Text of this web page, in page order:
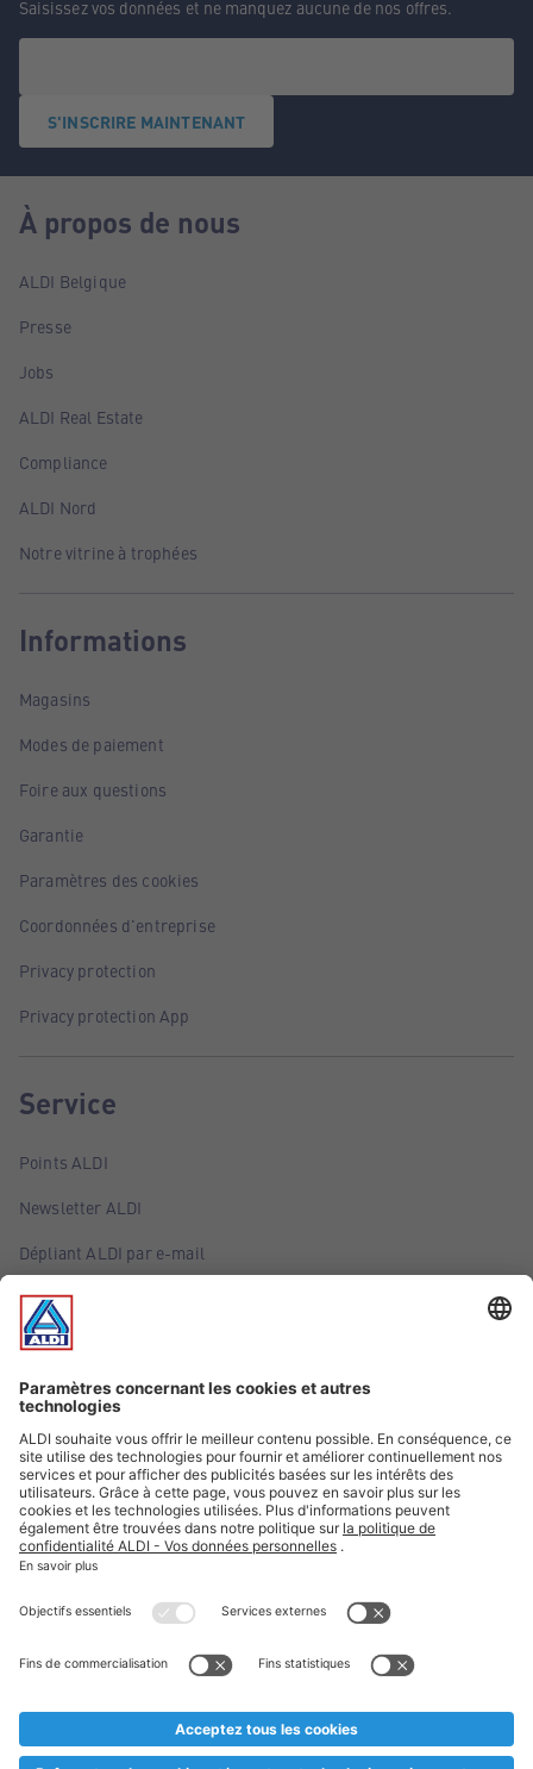
Saisissez vos données et ne manquez aucune de nos offres.
S'INSCRIRE MAINTENANT
À propos de nous
ALDI Belgique
Presse
Jobs
ALDI Real Estate
Compliance
ALDI Nord
Notre vitrine à trophées
Informations
Magasins
Modes de paiement
Foire aux questions
Garantie
Paramètres des cookies
Coordonnées d'entreprise
Privacy protection
Privacy protection App
Service
Points ALDI
Newsletter ALDI
Dépliant ALDI par e-mail
Offres
Infos essentielles
Suivez ALDI Belgique
Textes marqués d'un astérisque et mentions légales
* Nous vendons ces articles temporairement et jusqu'à
au cas où, malgré le planning bien étudié, nous serions
prématurément en rupture de stock. Prix Recupel et TVA incl.
** Sur ce site, l’utilisation de la forme masculine a été adoptée